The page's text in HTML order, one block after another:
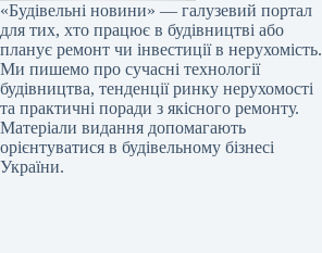
«Будівельні новини» — галузевий портал
для тих, хто працює в будівництві або
планує ремонт чи інвестиції в нерухомість.
Ми пишемо про сучасні технології
будівництва, тенденції ринку нерухомості
та практичні поради з якісного ремонту.
Матеріали видання допомагають
орієнтуватися в будівельному бізнесі
України.